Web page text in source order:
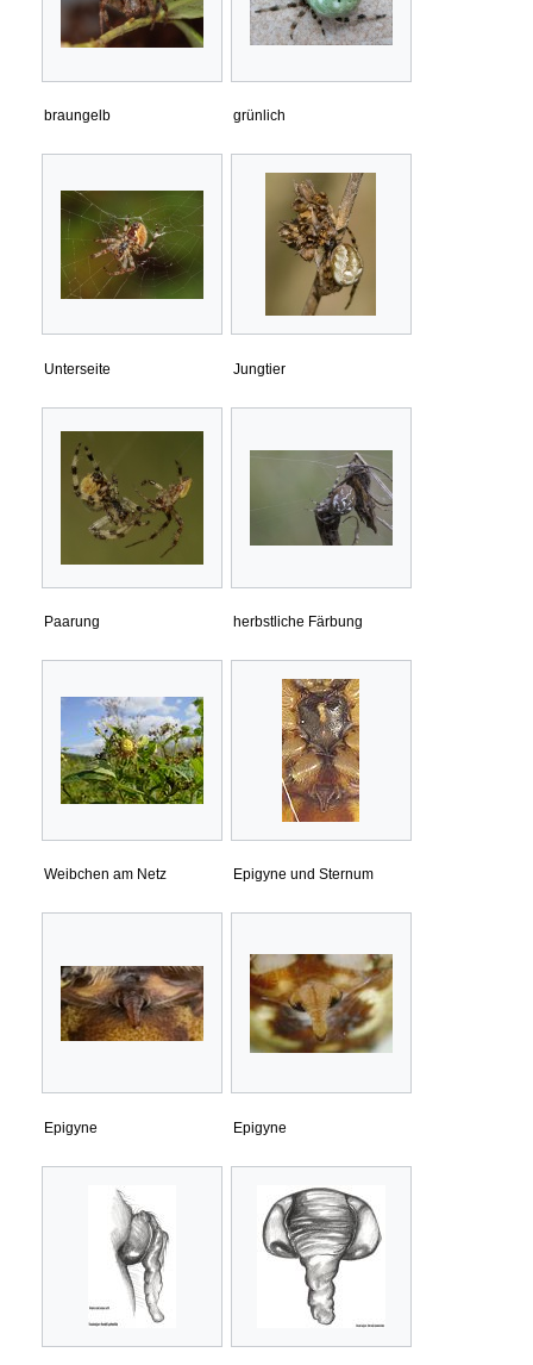
braungelb grünlich
Unterseite Jungtier
Paarung herbstliche Färbung
Weibchen am Netz Epigyne und Sternum
Epigyne Epigyne